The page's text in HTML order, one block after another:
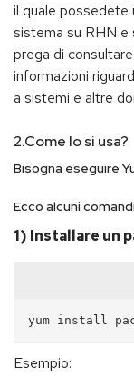
il quale possedete
sistema su RHN e
prega di
informazioni
a sistemi e altre
2.Come lo si usa?
Bisogna eseguire
Ecco alcuni
1) Installare un
Esempio: